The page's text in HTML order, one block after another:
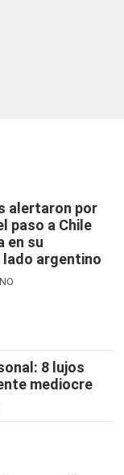
alertaron por
paso a Chile
en su
argentino
8 lujos
mediocre